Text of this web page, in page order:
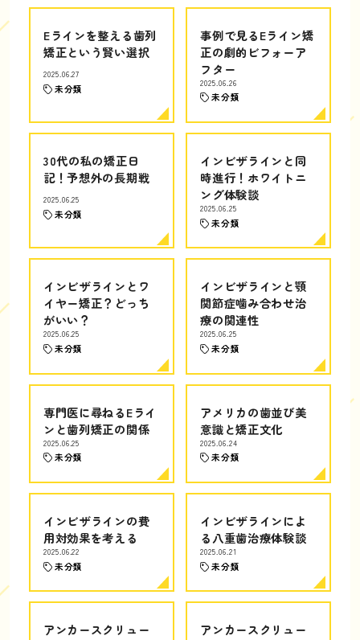
Eラインを整える歯列
矯正という賢い選択
2025.06.27
未分類
事例で見るEライン矯
正の劇的ビフォーア
フター
2025.06.26
未分類
30代の私の矯正日
記！予想外の長期戦
2025.06.25
未分類
インビザラインと同
時進行！ホワイトニ
ング体験談
2025.06.25
未分類
インビザラインとワ
イヤー矯正？どっち
がいい？
2025.06.25
未分類
インビザラインと顎
関節症噛み合わせ治
療の関連性
2025.06.25
未分類
専門医に尋ねるEライ
ンと歯列矯正の関係
2025.06.25
未分類
アメリカの歯並び美
意識と矯正文化
2025.06.24
未分類
インビザラインの費
用対効果を考える
2025.06.22
未分類
インビザラインによ
る八重歯治療体験談
2025.06.21
未分類
アンカースクリュー
アンカースクリュー